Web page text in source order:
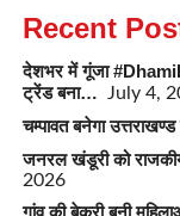
Recent
देशभर में गूंजा
ट्रेंड बना… July 4,
चम्पावत बनेगा
जनरल खंडूरी को
2026